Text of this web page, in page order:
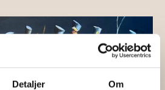
Detaljer Om